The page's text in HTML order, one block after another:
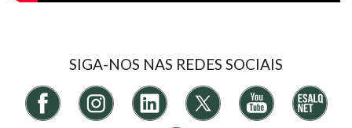
SIGA-NOS NAS REDES SOCIAIS